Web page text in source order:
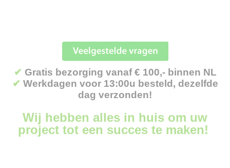
✔ Gratis bezorging vanaf € 100,- binnen NL
✔ Werkdagen voor 13:00u besteld, dezelfde
dag verzonden!
Wij hebben alles in huis om uw
project tot een succes te maken!